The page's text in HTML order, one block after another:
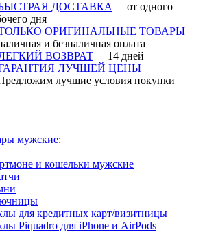
ДОСТАВКА
от одного
дня
ОРИГИНАЛЬНЫЕ ТОВАРЫ
и безналичная оплата
ВОЗВРАТ
14 дней
ЛУЧШЕЙ ЦЕНЫ
лучшие условия покупки
мужские:
и кошельки мужские
для кредитных карт/визитницы
Piquadro для iPhone и AirPods